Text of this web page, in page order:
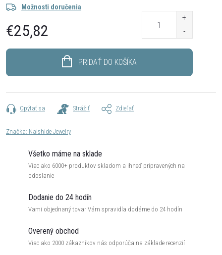
Možnosti doručenia
€25,82
PRIDAŤ DO KOŠÍKA
Opýtať sa Strážiť Zdieľať
Značka: Naishide Jewelry
Všetko máme na sklade
Viac ako 6000+ produktov skladom a ihneď pripravených na
odoslanie
Dodanie do 24 hodín
Vami objednaný tovar Vám spravidla dodáme do 24 hodín
Overený obchod
Viac ako 2000 zákazníkov nás odporúča na základe recenzií